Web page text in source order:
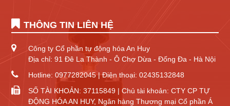
THÔNG TIN LIÊN HỆ
Công ty Cổ phần tự động hóa An Huy
Địa chỉ: 91 Đê La Thành - Ô Chợ Dừa - Đống Đa - Hà Nội
Hotline: 0977282045 | Điện thoại: 02435132848
SỐ TÀI KHOẢN: 37115849 | Chủ tài khoản: CTY CP TỰ
ĐỘNG HÓA AN HUY, Ngân hàng Thương mại Cổ phần Á